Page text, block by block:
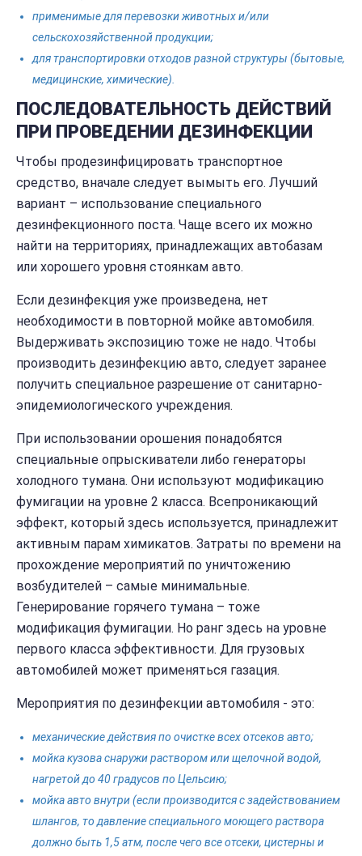
применимые для перевозки животных и/или
сельскохозяйственной продукции;
для транспортировки отходов разной структуры (бытовые,
медицинские, химические).
ПОСЛЕДОВАТЕЛЬНОСТЬ ДЕЙСТВИЙ
ПРИ ПРОВЕДЕНИИ ДЕЗИНФЕКЦИИ
Чтобы продезинфицировать транспортное
средство, вначале следует вымыть его. Лучший
вариант – использование специального
дезинфекционного поста. Чаще всего их можно
найти на территориях, принадлежащих автобазам
или хорошего уровня стоянкам авто.
Если дезинфекция уже произведена, нет
необходимости в повторной мойке автомобиля.
Выдерживать экспозицию тоже не надо. Чтобы
производить дезинфекцию авто, следует заранее
получить специальное разрешение от санитарно-
эпидемиологического учреждения.
При использовании орошения понадобятся
специальные опрыскиватели либо генераторы
холодного тумана. Они используют модификацию
фумигации на уровне 2 класса. Всепроникающий
эффект, который здесь используется, принадлежит
активным парам химикатов. Затраты по времени на
прохождение мероприятий по уничтожению
возбудителей – самые минимальные.
Генерирование горячего тумана – тоже
модификация фумигации. Но ранг здесь на уровне
первого класса эффективности. Для грузовых
автомобилей может применяться газация.
Мероприятия по дезинфекции автомобиля - это:
механические действия по очистке всех отсеков авто;
мойка кузова снаружи раствором или щелочной водой,
нагретой до 40 градусов по Цельсию;
мойка авто внутри (если производится с задействованием
шлангов, то давление специального моющего раствора
должно быть 1,5 атм, после чего все отсеки, цистерны и